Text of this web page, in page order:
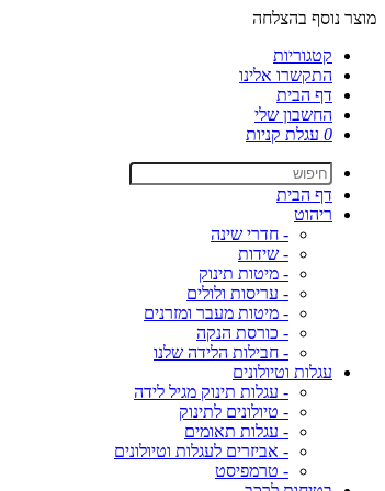
מוצר נוסף בהצלחה
קטגוריות
התקשרו אלינו
דף הבית
החשבון שלי
0 עגלת קניות
דף הבית
ריהוט
- חדרי שינה
- שידות
- מיטות תינוק
- עריסות ולולים
- מיטות מעבר ומזרנים
- כורסת הנקה
- חבילות הלידה שלנו
עגלות וטיולונים
- עגלות תינוק מגיל לידה
- טיולונים לתינוק
- עגלות תאומים
- אביזרים לעגלות וטיולונים
- טרמפיסט